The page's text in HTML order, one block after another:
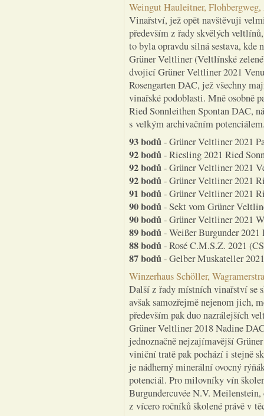
Weingut Hauleitner,
Vinařství, jež opět navštěvuji
především z řady skvělých
to byla opravdu silná sestava, kde
Grüner Veltliner (Veltlínské
dvojicí Grüner Veltliner 2021
Rosengarten DAC, jež všechny
vinařské podoblasti. Mně osobně
Ried Sonnleithen Spontan DAC,
s velkým archivačním
93 bodů- Grüner Veltliner 2021
92 bodů- Riesling 2021 Ried
92 bodů- Grüner Veltliner 2021
92 bodů- Grüner Veltliner 2021
91 bodů- Grüner Veltliner 2021
90 bodů- Sekt vom Grüner
90 bodů- Grüner Veltliner 2021
89 bodů- Weißer Burgunder
88 bodů- Rosé C.M.S.Z. 2021
87 bodů- Gelber Muskateller
Winzerhaus Schöller,
Další z řady místních vinařství se
avšak samozřejmě nejenom jich,
především pak duo nazrálejších
Grüner Veltliner 2018 Nadine
jednoznačně nejzajímavější
viniční tratě pak pochází i stejně
je nádherný minerální ovocný
potenciál. Pro milovníky vín
Burgundercuvée N.V. Meilenstein,
z vícero ročníků školené právě v